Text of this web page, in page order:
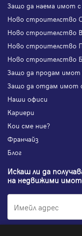
Защо да наема имот с
Ново строителство
Ново строителство
Ново строителство
Ново строителство
Защо да продам имот
Защо да отдам имот
Наши офиси
Кариери
Кои сме ние?
Франчайз
Блог
Искаш ли да
на недвижими